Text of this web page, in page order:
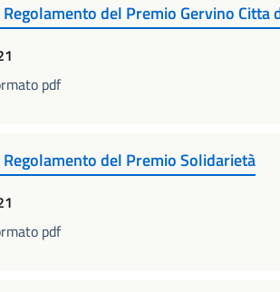
del Premio Gervino Citta
pdf
del Premio Solidarietà
pdf